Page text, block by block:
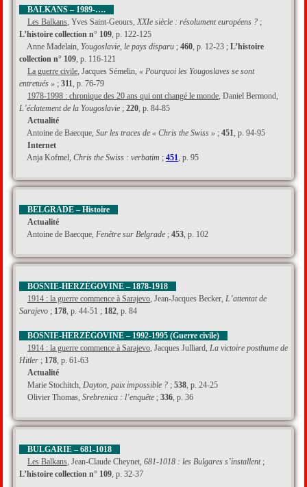
BALKANS – 1989-….
Les Balkans , Yves Saint-Geours, XXIe siècle : résolument européens ? ;
L’histoire collection n° 109 , p. 122-125
Anne Madelain, Yougoslavie, le pays disparu ; 460 , p. 12-23 ; L’histoire
collection n° 109 , p. 116-121
La guerre civile , Jacques Sémelin, « Pourquoi les Yougoslaves se sont
entretués » ; 311 , p. 76-79
1978-1998 : chronique des 20 ans qui ont changé le monde , Daniel Bermond,
L’éclatement de la Yougoslavie ; 220 , p. 84-85
Actualité
Antoine de Baecque, Sur les traces de « Chris the Swiss » ; 451 , p. 94-95
Internet
Anja Kofmel, Chris the Swiss : verbatim ; 451 , p. 95
BELGRADE – Histoire
Actualité
Antoine de Baecque, Fenêtre sur Belgrade ; 453 , p. 102
BOSNIE-HERZÉGOVINE – 1878-1918
1914 : la guerre commence à Sarajevo , Jean-Jacques Becker, L’attentat de
Sarajevo ; 178 , p. 44-51 ; 182 , p. 84
BOSNIE-HERZÉGOVINE – 1992-1995 (Guerre civile)
1914 : la guerre commence à Sarajevo , Jacques Julliard, La victoire posthume de
Hitler ; 178 , p. 61-63
Actualité
Marie Stochitch, Dayton, paix impossible ? ; 538 , p. 24-25
Olivier Thomas, Srebrenica : l’enquête ; 336 , p. 36
BULGARIE – 681-1018
Les Balkans , Jean-Claude Cheynet, 681-1018 : les Bulgares s’installent;
L’histoire collection n° 109 , p. 32-37